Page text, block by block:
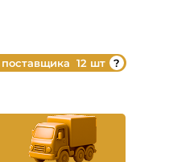
12 шт